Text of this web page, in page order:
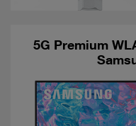
5G Premium